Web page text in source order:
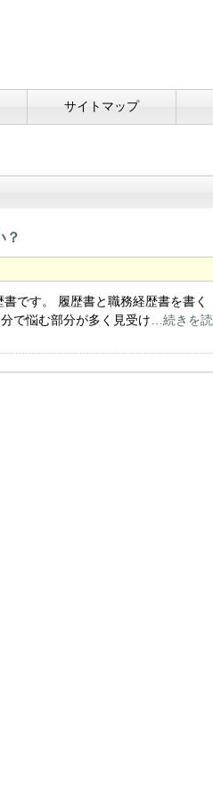
サイトマップ
？
です。 履歴書と職務経歴書を書く
で悩む部分が多く見受け …続きを読